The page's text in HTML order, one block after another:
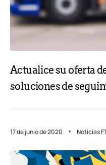
Actualice su oferta
soluciones de
17 de junio de 2020 Noticias